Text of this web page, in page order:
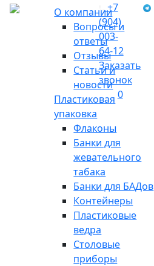
О компании
Вопросы и
ответы
Отзывы
Статьи и
новости
Пластиковая
упаковка
Флаконы
Банки для
жевательного
табака
Банки для БАДов
Контейнеры
Пластиковые
ведра
Столовые
приборы
+7
(904)
003-
64-12
Заказать
звонок
0